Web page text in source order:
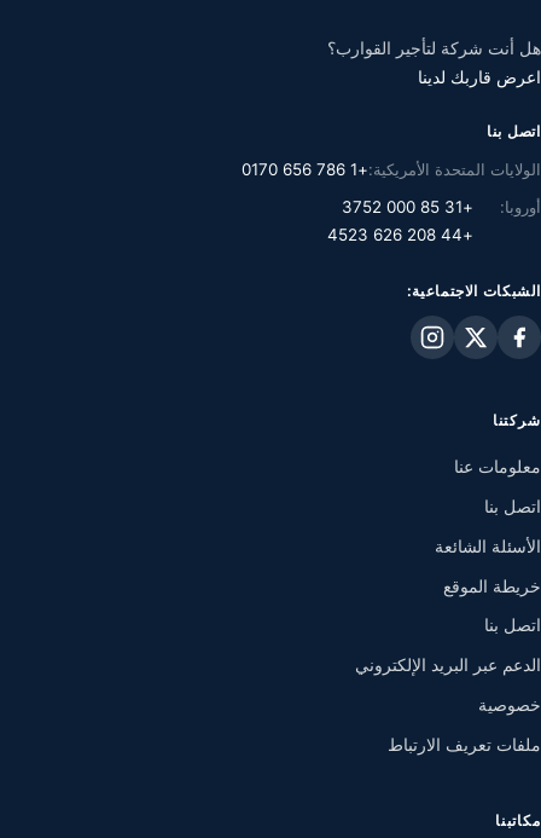
هل أنت شركة لتأجير القوارب؟
اعرض قاربك لدينا
اتصل بنا
الولايات المتحدة الأمريكية:+1 786 656 0170
أوروبا:
+31 85 000 3752
+44 208 626 4523
الشبكات الاجتماعية:
شركتنا
معلومات عنا
اتصل بنا
الأسئلة الشائعة
خريطة الموقع
اتصل بنا
الدعم عبر البريد الإلكتروني
خصوصية
ملفات تعريف الارتباط
مكاتبنا